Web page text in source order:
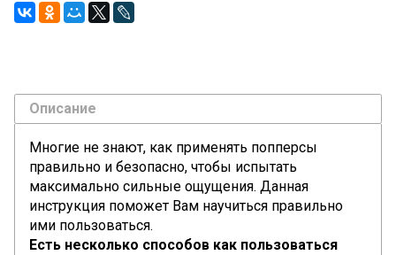
Описание
Многие не знают, как применять попперсы
правильно и безопасно, чтобы испытать
максимально сильные ощущения. Данная
инструкция поможет Вам научиться правильно
ими пользоваться.
Есть несколько способов как пользоваться